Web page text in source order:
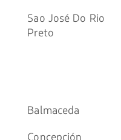
Sao José Do Rio
Preto
Balmaceda